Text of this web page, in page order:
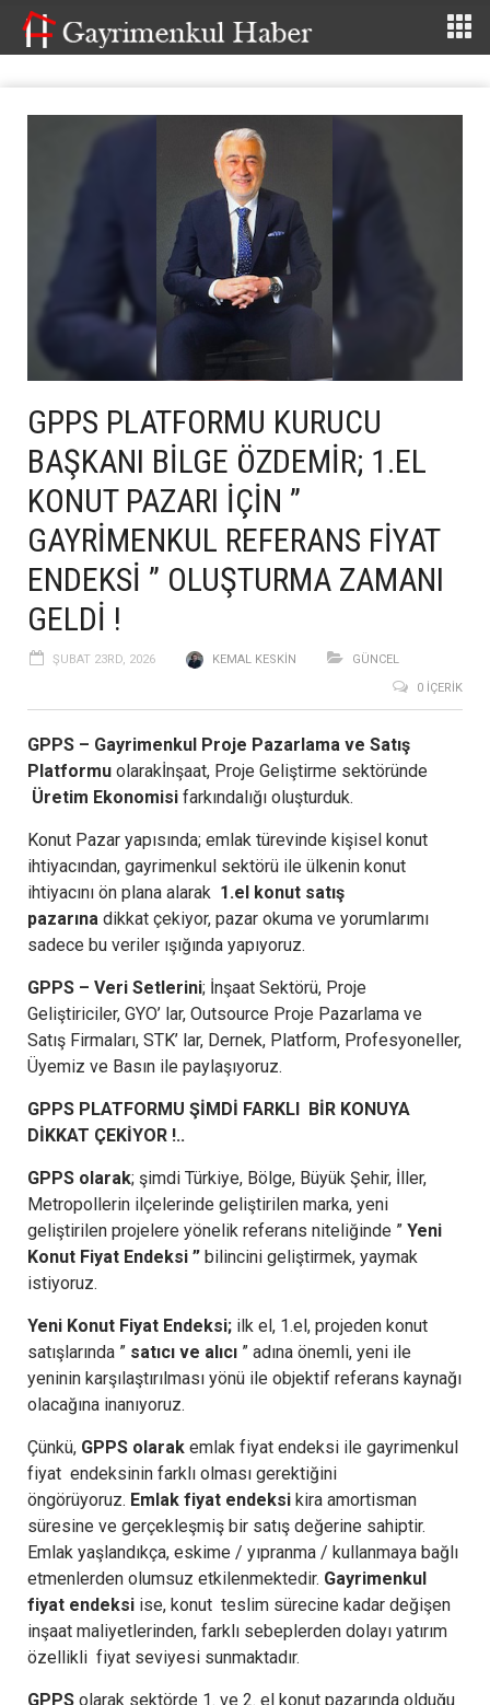
GPPS PLATFORMU KURUCU
BAŞKANI BİLGE ÖZDEMİR; 1.EL
KONUT PAZARI İÇİN ”
GAYRİMENKUL REFERANS FİYAT
ENDEKSİ ” OLUŞTURMA ZAMANI
GELDİ !
ŞUBAT 23RD, 2026 KEMAL KESKIN
GÜNCEL
0 İÇERIK
GPPS – Gayrimenkul Proje Pazarlama ve Satış
Platformu olarakİnşaat, Proje Geliştirme sektöründe
Üretim Ekonomisi farkındalığı oluşturduk.
Konut Pazar yapısında; emlak türevinde kişisel konut
ihtiyacından, gayrimenkul sektörü ile ülkenin konut
ihtiyacını ön plana alarak 1.el konut satış
pazarına dikkat çekiyor, pazar okuma ve yorumlarımı
sadece bu veriler ışığında yapıyoruz.
GPPS – Veri Setlerini; İnşaat Sektörü, Proje
Geliştiriciler, GYO’ lar, Outsource Proje Pazarlama ve
Satış Firmaları, STK’ lar, Dernek, Platform, Profesyoneller,
Üyemiz ve Basın ile paylaşıyoruz.
GPPS PLATFORMU ŞİMDİ FARKLI BİR KONUYA
DİKKAT ÇEKİYOR !..
GPPS olarak; şimdi Türkiye, Bölge, Büyük Şehir, İller,
Metropollerin ilçelerinde geliştirilen marka, yeni
geliştirilen projelere yönelik referans niteliğinde ” Yeni
Konut Fiyat Endeksi ” bilincini geliştirmek, yaymak
istiyoruz.
Yeni Konut Fiyat Endeksi; ilk el, 1.el, projeden konut
satışlarında ” satıcı ve alıcı ” adına önemli, yeni ile
yeninin karşılaştırılması yönü ile objektif referans kaynağı
olacağına inanıyoruz.
Çünkü, GPPS olarak emlak fiyat endeksi ile gayrimenkul
fiyat endeksinin farklı olması gerektiğini
öngörüyoruz. Emlak fiyat endeksi kira amortisman
süresine ve gerçekleşmiş bir satış değerine sahiptir.
Emlak yaşlandıkça, eskime / yıpranma / kullanmaya bağlı
etmenlerden olumsuz etkilenmektedir. Gayrimenkul
fiyat endeksi ise, konut teslim sürecine kadar değişen
inşaat maliyetlerinden, farklı sebeplerden dolayı yatırım
özellikli fiyat seviyesi sunmaktadır.
GPPS olarak sektörde 1. ve 2. el konut pazarında olduğu